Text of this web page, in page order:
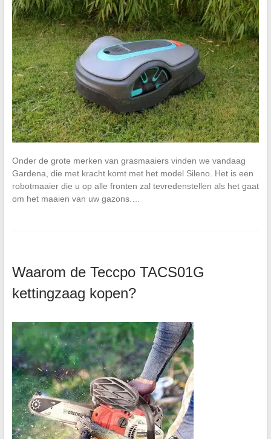
Onder de grote merken van grasmaaiers vinden we vandaag
Gardena, die met kracht komt met het model Sileno. Het is een
robotmaaier die u op alle fronten zal tevredenstellen als het gaat
om het maaien van uw gazons.…
Waarom de Teccpo TACS01G
kettingzaag kopen?